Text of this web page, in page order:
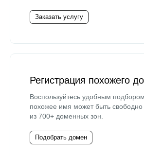
Заказать услугу
Регистрация похожего
Воспользуйтесь удобным
похожее имя может быть свободно
из 700+ доменных зон.
Подобрать домен